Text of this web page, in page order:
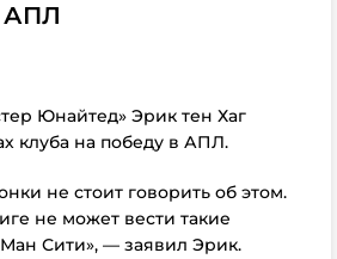
АПЛ
Юнайтед» Эрик тен Хаг
клуба на победу в АПЛ.
не стоит говорить об этом.
не может вести такие
Сити», — заявил Эрик.